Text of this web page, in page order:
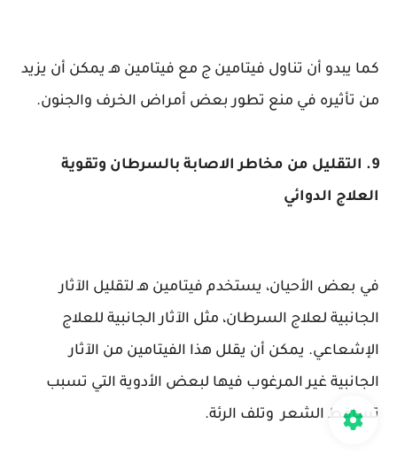
كما يبدو أن تناول فيتامين ج مع فيتامين هـ يمكن أن يزيد
من تأثيره في منع تطور بعض أمراض الخرف والجنون.
9. التقليل من مخاطر الاصابة بالسرطان وتقوية
العلاج الدوائي
في بعض الأحيان، يستخدم فيتامين هـ لتقليل الآثار
الجانبية لعلاج السرطان، مثل الآثار الجانبية للعلاج
الإشعاعي. يمكن أن يقلل هذا الفيتامين من الآثار
الجانبية غير المرغوب فيها لبعض الأدوية التي تسبب
تساقط الشعر وتلف الرئة.